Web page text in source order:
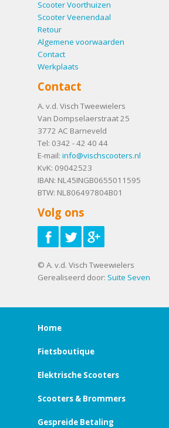
Scooter Voorthuizen
Scooter Veenendaal
Retour
Algemene voorwaarden
Contact
Werkplaats
Contact
A. v.d. Visch Tweewielers
Van Dompselaerstraat 25
3772 AC Barneveld
Tel: 0342 - 42 40 44
E-mail: info@vischscooters.nl
KvK: 09042523
IBAN: NL45INGB0655011595
BTW: NL806497804B01
Volg ons
© A. v.d. Visch Tweewielers
Gerealiseerd door: Suite Seven
Home
Fietsboutique
Elektrische Scooters
Scooters & Brommers
Gespreide Betaling